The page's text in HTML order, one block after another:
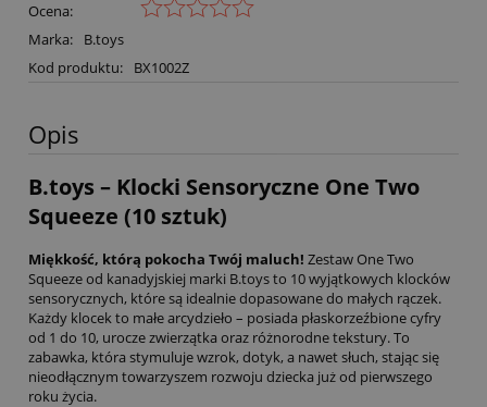
Ocena:
Marka:
B.toys
Kod produktu:
BX1002Z
Opis
B.toys – Klocki Sensoryczne One Two
Squeeze (10 sztuk)
Miękkość, którą pokocha Twój maluch! Zestaw One Two
Squeeze od kanadyjskiej marki B.toys to 10 wyjątkowych klocków
sensorycznych, które są idealnie dopasowane do małych rączek.
Każdy klocek to małe arcydzieło – posiada płaskorzeźbione cyfry
od 1 do 10, urocze zwierzątka oraz różnorodne tekstury. To
zabawka, która stymuluje wzrok, dotyk, a nawet słuch, stając się
nieodłącznym towarzyszem rozwoju dziecka już od pierwszego
roku życia.